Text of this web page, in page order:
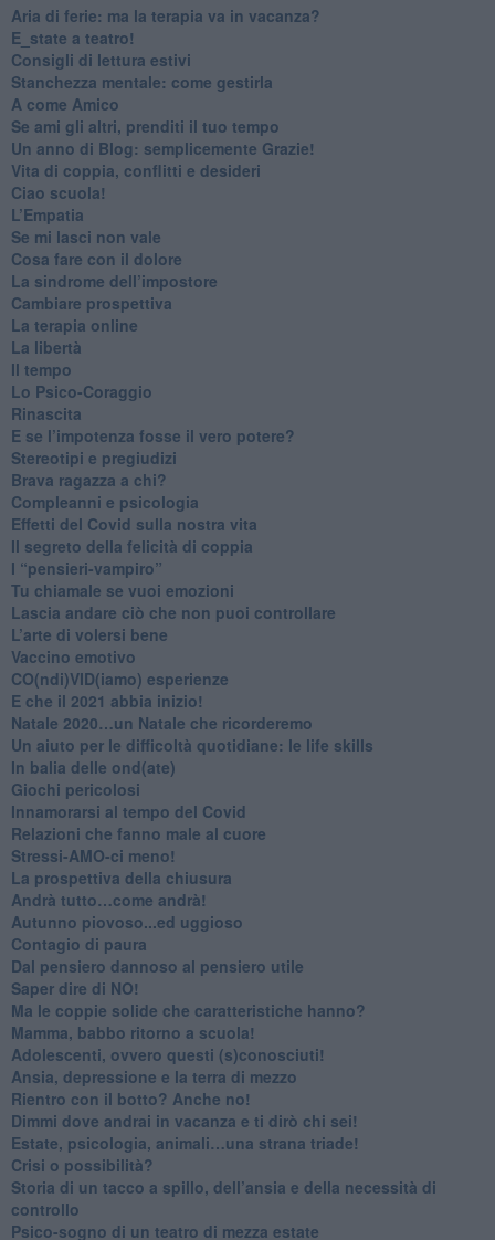
​Aria di ferie: ma la terapia va in vacanza?
​E_state a teatro!
​Consigli di lettura estivi
​Stanchezza mentale: come gestirla
​A come Amico
​Se ami gli altri, prenditi il tuo tempo
​Un anno di Blog: semplicemente Grazie!
​Vita di coppia, conflitti e desideri
​Ciao scuola!
​L’Empatia
​Se mi lasci non vale
Cosa fare con il dolore
​La sindrome dell’impostore
​Cambiare prospettiva
La terapia online
La libertà
​Il tempo
​Lo Psico-Coraggio
Rinascita
​E se l’impotenza fosse il vero potere?
Stereotipi e pregiudizi
​Brava ragazza a chi?
​Compleanni e psicologia
Effetti del Covid sulla nostra vita
Il segreto della felicità di coppia
​I “pensieri-vampiro”
​Tu chiamale se vuoi emozioni
​Lascia andare ciò che non puoi controllare
L’arte di volersi bene
​Vaccino emotivo
CO(ndi)VID(iamo) esperienze
​E che il 2021 abbia inizio!
​Natale 2020…un Natale che ricorderemo
Un aiuto per le difficoltà quotidiane: le life skills
​In balia delle ond(ate)
Giochi pericolosi
Innamorarsi al tempo del Covid
​Relazioni che fanno male al cuore
​Stressi-AMO-ci meno!
​La prospettiva della chiusura
​Andrà tutto…come andrà!
Autunno piovoso...ed uggioso
​Contagio di paura
​Dal pensiero dannoso al pensiero utile
​Saper dire di NO!
​Ma le coppie solide che caratteristiche hanno?
​Mamma, babbo ritorno a scuola!
Adolescenti, ovvero questi (s)conosciuti!
Ansia, depressione e la terra di mezzo
​Rientro con il botto? Anche no!
Dimmi dove andrai in vacanza e ti dirò chi sei!
​Estate, psicologia, animali…una strana triade!
​Crisi o possibilità?
​Storia di un tacco a spillo, dell’ansia e della necessità di
controllo
​Psico-sogno di un teatro di mezza estate